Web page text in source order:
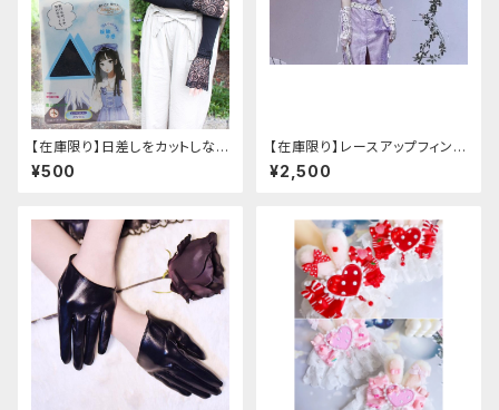
【在庫限り】日差しをカットしな
がら手元もオシャレに♪ UVア
ームカバー ブラック レース
¥500
【在庫限り】レースアップフィンガ
ーレスカバー(パンクチャイナ)
¥2,500